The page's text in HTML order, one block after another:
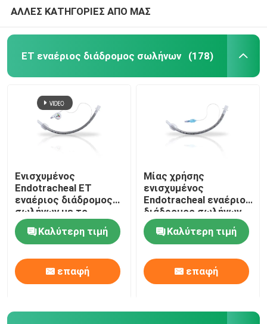
ΑΛΛΕΣ ΚΑΤΗΓΟΡΙΕΣ ΑΠΟ ΜΑΣ
ET εναέριος διάδρομος σωλήνων (178)
Ενισχυμένος
Endotracheal ET
εναέριος διάδρομος
σωλήνων με το
όργανο ελέγχου
πίεσης Intracuff
Καλύτερη τιμή
επαφή
Μίας χρήσης
ενισχυμένος
Endotracheal εναέριος
διάδρομος σωλήνων
ETT με την ένδειξη
των φυσαλίδων
Καλύτερη τιμή
επαφή